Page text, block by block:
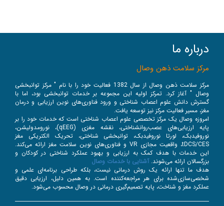
درباره ما
مرکز سلامت ذهن وصال
مرکز سلامت ذهن وصال از سال 1382 فعالیت خود را با نام " مرکز توانبخشی
وصال " آغاز کرد. تمرکز اولیه این مجموعه بر خدمات توانبخشی بود، اما با
گسترش دانش علوم اعصاب شناختی و ورود فناوری‌های نوین ارزیابی و درمان
مغز، مسیر فعالیت مرکز نیز توسعه یافت.
امروزه وصال یک مرکز تخصصی علوم اعصاب شناختی است که خدمات خود را بر
پایه ارزیابی‌های عصب‌روانشناختی، نقشه مغزی (qEEG)، نورومدولیشن،
نوروفیدبک، لورتا نوروفیدبک، توانبخشی شناختی، تحریک الکتریکی مغز
tDCS/CES، واقعیت مجازی VR و فناوری‌های نوین سلامت مغز ارائه می‌کند.
این خدمات با هدف کمک به ارزیابی و بهبود عملکرد شناختی در کودکان و
بزرگسالان ارائه می‌شوند. آشنایی با خدمات وصال
هدف ما تنها ارائه یک روش درمانی نیست، بلکه طراحی برنامه‌ای علمی و
شخصی‌سازی‌شده برای هر مراجعه‌کننده است. به همین دلیل، ارزیابی دقیق
عملکرد مغز و شناخت، پایه تصمیم‌گیری درمانی در وصال محسوب می‌شود.